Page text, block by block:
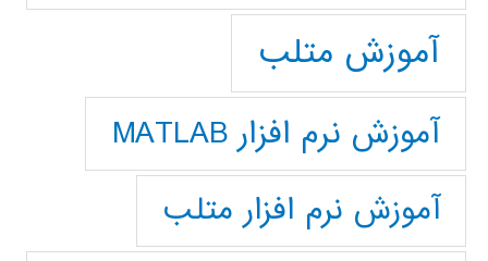
آموزش متلب
آموزش نرم افزار MATLAB
آموزش نرم افزار متلب